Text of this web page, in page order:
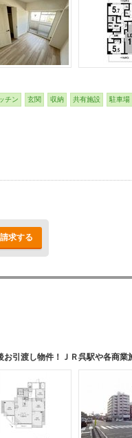
チン 玄関 収納 共有施設 駐車場
求する
引渡し物件！ＪＲ呉駅や各商業